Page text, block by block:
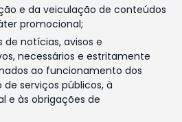
e da veiculação de conteúdos
promocional;
notícias, avisos e
necessários e estritamente
ao funcionamento dos
serviços públicos, à
e às obrigações de